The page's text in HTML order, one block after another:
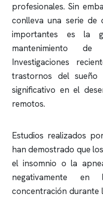
profesionales. Sin
conlleva una serie de
importantes es la
mantenimiento
Investigaciones
trastornos del
significativo en el
remotos.
Estudios realizados
han demostrado que
elinsomnio o la
negativamente
concentración durante